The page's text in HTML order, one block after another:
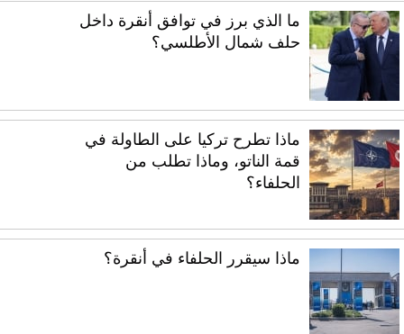
ما الذي برز في توافق أنقرة داخل
حلف شمال الأطلسي؟
ماذا تطرح تركيا على الطاولة في
قمة الناتو، وماذا تطلب من
الحلفاء؟
ماذا سيقرر الحلفاء في أنقرة؟